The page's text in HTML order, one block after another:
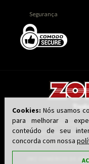
Segurança
Todas as regras, preços e
e entregues por nossa loja
físicas. O preço
JMZ COMERCIO DE
Cookies: Nós usamos
para melhorar a
conteúdo de seu
concorda com nossa